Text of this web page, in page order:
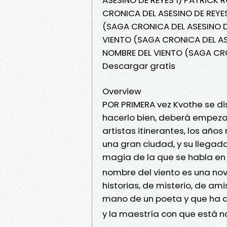
CRONICA DEL ASESINO DE
(SAGA CRONICA DEL ASESINO
VIENTO (SAGA CRONICA DEL
NOMBRE DEL VIENTO (SAGA
Descargar gratis
Overview
POR PRIMERA vez Kvothe
hacerlo bien, deberá
artistas itinerantes, los
una gran ciudad, y su
magia de la que se habla en
nombre del viento es una
historias, de misterio, de
mano de un poeta y que ha
y la maestría con que está